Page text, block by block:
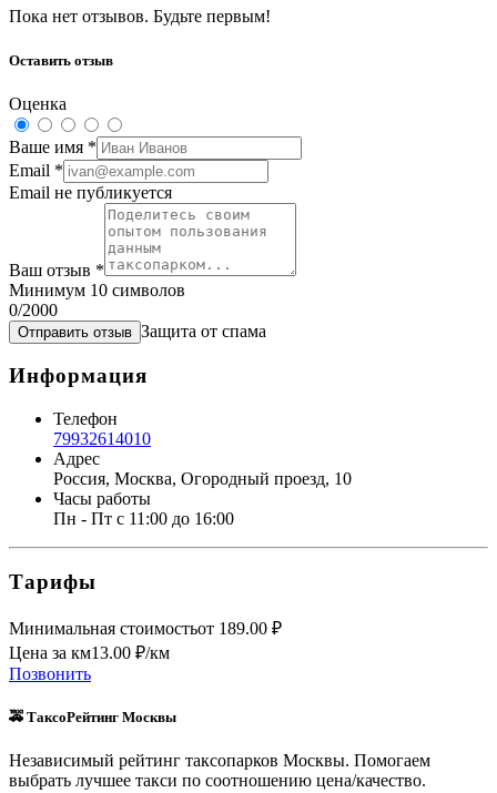
Пока нет отзывов. Будьте первым!
Оставить отзыв
Оценка
Ваше имя *
Email *
Email не публикуется
Ваш отзыв *
Минимум 10 символов
0/2000
Отправить отзыв Защита от спама
Информация
Телефон
79932614010
Адрес
Россия, Москва, Огородный проезд, 10
Часы работы
Пн - Пт с 11:00 до 16:00
Тарифы
Минимальная стоимостьот 189.00 ₽
Цена за км13.00 ₽/км
Позвонить
🚕 ТаксоРейтинг Москвы
Независимый рейтинг таксопарков Москвы. Помогаем
выбрать лучшее такси по соотношению цена/качество.